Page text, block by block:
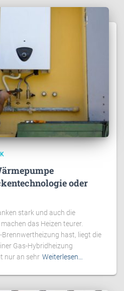
oder
stark und auch die
das Heizen teurer.
Brennwertheizung hast, liegt die
Gas-Hybridheizung
nur an sehr Weiterlesen…